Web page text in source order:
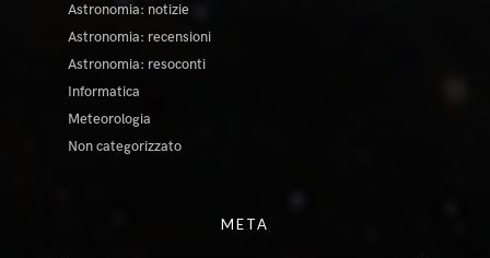
Astronomia: notizie
Astronomia: recensioni
Astronomia: resoconti
Informatica
Meteorologia
Non categorizzato
META